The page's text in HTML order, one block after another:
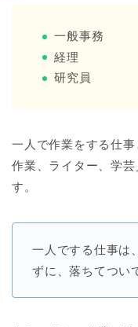
一般事務
経理
研究員
一人で作業をする仕
作業、ライター、学
す。
一人でする仕事は
ずに、落ちてつい